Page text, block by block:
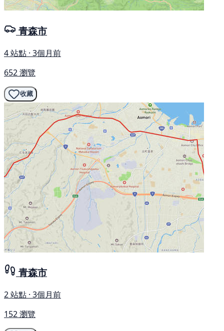
青森市
4 站點 · 3個月前
652 瀏覽
收藏
青森市
2 站點 · 3個月前
152 瀏覽